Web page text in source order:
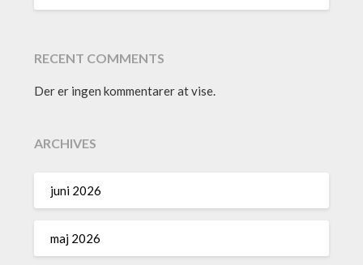
RECENT COMMENTS
Der er ingen kommentarer at vise.
ARCHIVES
juni 2026
maj 2026